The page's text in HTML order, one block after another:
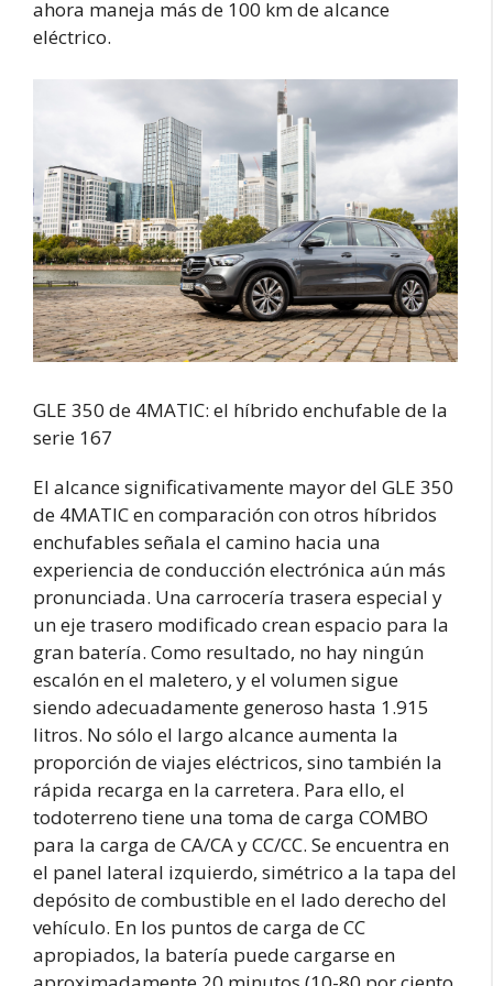
ahora maneja más de 100 km de alcance
eléctrico.
GLE 350 de 4MATIC: el híbrido enchufable de la
serie 167
El alcance significativamente mayor del GLE 350
de 4MATIC en comparación con otros híbridos
enchufables señala el camino hacia una
experiencia de conducción electrónica aún más
pronunciada. Una carrocería trasera especial y
un eje trasero modificado crean espacio para la
gran batería. Como resultado, no hay ningún
escalón en el maletero, y el volumen sigue
siendo adecuadamente generoso hasta 1.915
litros. No sólo el largo alcance aumenta la
proporción de viajes eléctricos, sino también la
rápida recarga en la carretera. Para ello, el
todoterreno tiene una toma de carga COMBO
para la carga de CA/CA y CC/CC. Se encuentra en
el panel lateral izquierdo, simétrico a la tapa del
depósito de combustible en el lado derecho del
vehículo. En los puntos de carga de CC
apropiados, la batería puede cargarse en